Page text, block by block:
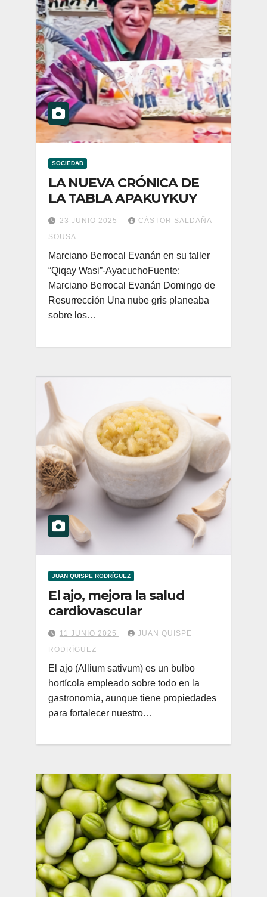
SOCIEDAD
LA NUEVA CRÓNICA DE
LA TABLA APAKUYKUY
23 JUNIO 2025
CÁSTOR SALDAÑA
SOUSA
Marciano Berrocal Evanán en su taller
“Qiqay Wasi”-AyacuchoFuente:
Marciano Berrocal Evanán Domingo de
Resurrección Una nube gris planeaba
sobre los…
JUAN QUISPE RODRÍGUEZ
El ajo, mejora la salud
cardiovascular
11 JUNIO 2025
JUAN QUISPE
RODRÍGUEZ
El ajo (Allium sativum) es un bulbo
hortícola empleado sobre todo en la
gastronomía, aunque tiene propiedades
para fortalecer nuestro…